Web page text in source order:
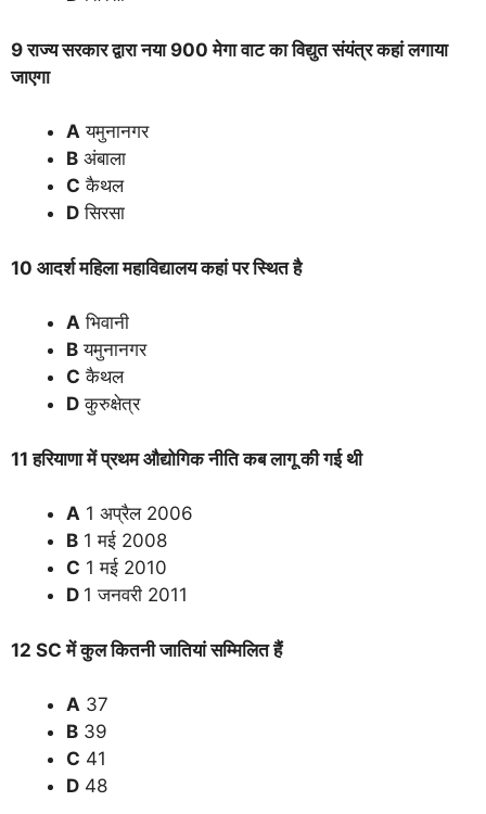
9 राज्य सरकार द्वारा नया 900 मेगा वाट का विद्युत संयंत्र कहां लगाया
जाएगा
A यमुनानगर
B अंबाला
C कैथल
D सिरसा
10 आदर्श महिला महाविद्यालय कहां पर स्थित है
A भिवानी
B यमुनानगर
C कैथल
D कुरुक्षेत्र
11 हरियाणा में प्रथम औद्योगिक नीति कब लागू की गई थी
A 1 अप्रैल 2006
B 1 मई 2008
C 1 मई 2010
D 1 जनवरी 2011
12 SC में कुल कितनी जातियां सम्मिलित हैं
A 37
B 39
C 41
D 48